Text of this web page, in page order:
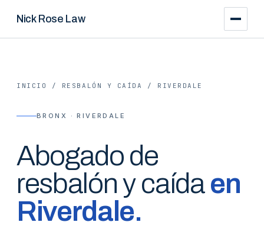
Nick Rose Law
INICIO / RESBALÓN Y CAÍDA / RIVERDALE
BRONX · RIVERDALE
Abogado de
resbalón y caída en
Riverdale.